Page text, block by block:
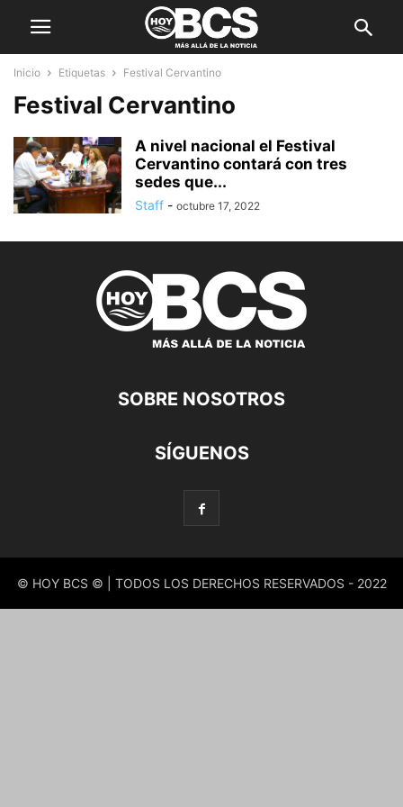
Inicio Etiquetas Festival Cervantino
Festival Cervantino
A nivel nacional el Festival
Cervantino contará con tres
sedes que...
Staff - octubre 17, 2022
SOBRE NOSOTROS
SÍGUENOS
© HOY BCS © | TODOS LOS DERECHOS RESERVADOS - 2022